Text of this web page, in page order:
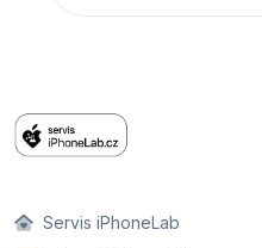
Servis iPhoneLab